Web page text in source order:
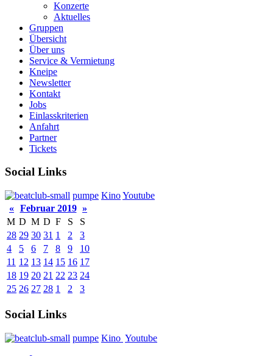
Konzerte
Aktuelles
Gruppen
Übersicht
Über uns
Service & Vermietung
Kneipe
Newsletter
Kontakt
Jobs
Einlasskriterien
Anfahrt
Partner
Tickets
Social Links
pumpe KinoYoutube
« Februar 2019 »
M D M D F S
S
28 29 30 31 1 2
3
4
5 6 7 8 9
10
11 12 13 14 15 16 17
18 19 20 21 22 23 24
25 26 27 28 1 2 3
Social Links
pumpe Kino Youtube